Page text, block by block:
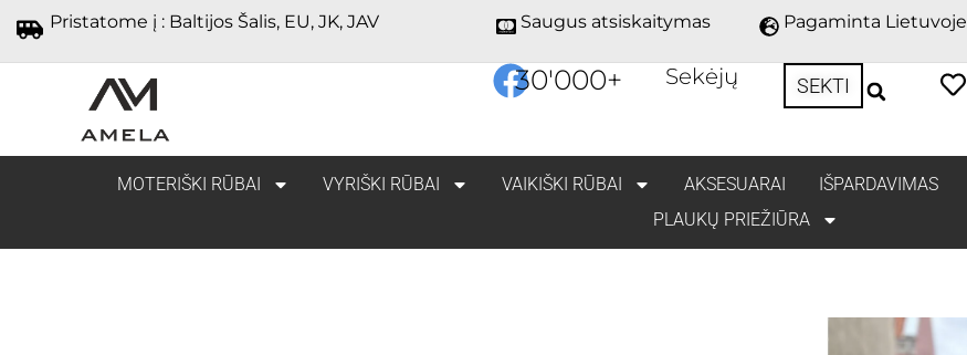
Pristatome į : Baltijos Šalis, EU, JK, JAV Saugus atsiskaitymas Pagaminta Lietuvoje
30'000+ Sekėjų SEKTI
MOTERIŠKI RŪBAI VYRIŠKI RŪBAI VAIKIŠKI RŪBAI AKSESUARAI IŠPARDAVIMAS
PLAUKŲ PRIEŽIŪRA